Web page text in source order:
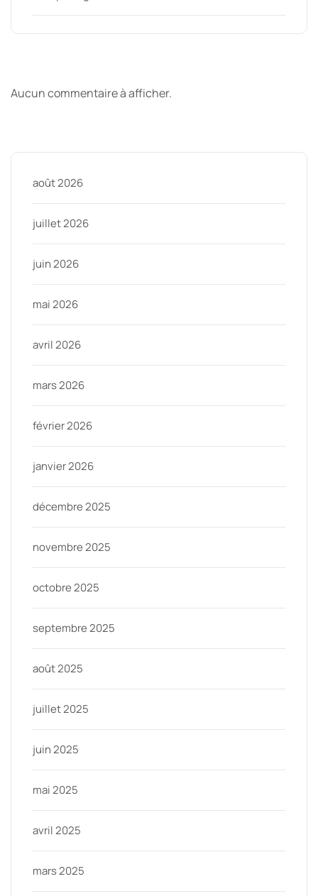
Aucun commentaire à afficher.
août 2026
juillet 2026
juin 2026
mai 2026
avril 2026
mars 2026
février 2026
janvier 2026
décembre 2025
novembre 2025
octobre 2025
septembre 2025
août 2025
juillet 2025
juin 2025
mai 2025
avril 2025
mars 2025